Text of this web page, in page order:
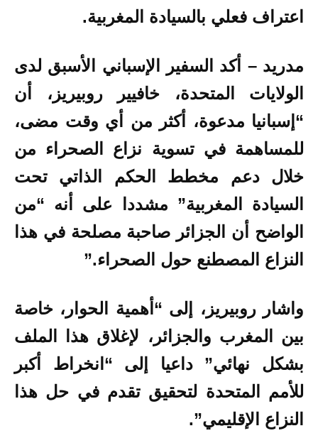
اعتراف فعلي بالسيادة المغربية.
مدريد – أكد السفير الإسباني الأسبق لدى
الولايات المتحدة، خافيير روبيريز، أن
“إسبانيا مدعوة، أكثر من أي وقت مضى،
للمساهمة في تسوية نزاع الصحراء من
خلال دعم مخطط الحكم الذاتي تحت
السيادة المغربية” مشددا على أنه “من
الواضح أن الجزائر صاحبة مصلحة في هذا
النزاع المصطنع حول الصحراء.”
واشار روبيريز، إلى “أهمية الحوار، خاصة
بين المغرب والجزائر، لإغلاق هذا الملف
بشكل نهائي” داعيا إلى “انخراط أكبر
للأمم المتحدة لتحقيق تقدم في حل هذا
النزاع الإقليمي”.